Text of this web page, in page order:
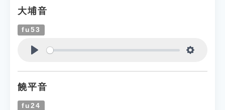
大埔音
fu53
饒平音
fu24